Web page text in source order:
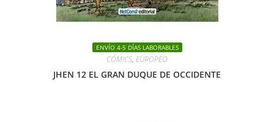
ENVÍO 4-5 DÍAS LABORABLES
CÓMICS, EUROPEO
JHEN 12 EL GRAN DUQUE DE OCCIDENTE